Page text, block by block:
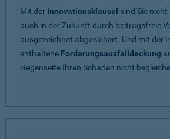
Mit der Innovationsklausel sind Sie
auch in der Zukunft durch beitragsfreie
ausgezeichnet abgesichert. Und mit der
enthaltene Forderungsausfalldeckung
Gegenseite Ihren Schaden nicht